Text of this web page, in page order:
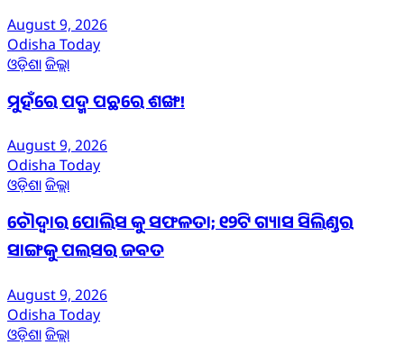
August 9, 2026
Odisha Today
ଓଡ଼ିଶାଜିଲ୍ଲା
ମୁହଁରେ ପଦ୍ମ ପଛରେ ଶଙ୍ଖ!
August 9, 2026
Odisha Today
ଓଡ଼ିଶାଜିଲ୍ଲା
ଚୌଦ୍ଵାର ପୋଲିସ କୁ ସଫଳତା; ୧୨ଟି ଗ୍ୟାସ ସିଲିଣ୍ଡର
ସାଙ୍ଗକୁ ପଲସର ଜବତ
August 9, 2026
Odisha Today
ଓଡ଼ିଶାଜିଲ୍ଲା